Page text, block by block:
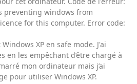
preventing windows from
for this computer. Error code:
XP en safe mode. J'ai
en les empêchant d’être chargé à
mon ordinateur mais j’ai
pour utiliser Windows XP.